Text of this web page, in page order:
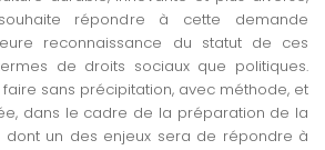
répondre à cette demande
reconnaissance du statut de ces
de droits sociaux que politiques.
sans précipitation, avec méthode, et
dans le cadre de la préparation de la
dont un des enjeux sera de répondre à